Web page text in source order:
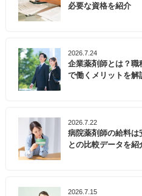
必要な資格を紹介
2026.7.24
企業薬剤師とは？職
で働くメリットを解
2026.7.22
病院薬剤師の給料は
との比較データを紹
2026.7.15